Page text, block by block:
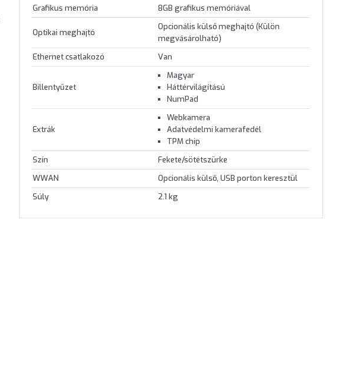
Grafikus memória
8GB grafikus memóriával
Optikai meghajtó
Opcionális külső meghajtó (Külön
megvásárolható)
Ethernet csatlakozó
Van
Billentyűzet
Magyar
Háttérvilágítású
NumPad
Extrák
Webkamera
Adatvédelmi kamerafedél
TPM chip
Szín
Fekete/sötétszürke
WWAN
Opcionális külső, USB porton keresztül
Súly
2.1 kg